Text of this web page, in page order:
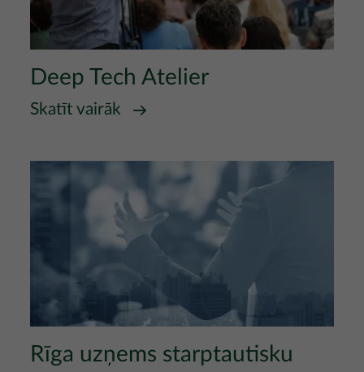
Deep Tech Atelier
Skatīt vairāk
Rīga uzņems starptautisku